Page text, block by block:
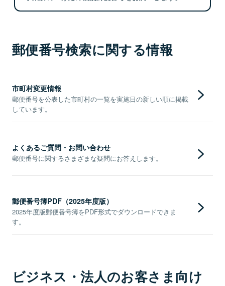
郵便番号検索に関する情報
市町村変更情報
郵便番号を公表した市町村の一覧を実施日の新しい順に掲載
しています。
よくあるご質問・お問い合わせ
郵便番号に関するさまざまな疑問にお答えします。
郵便番号簿PDF（2025年度版）
2025年度版郵便番号簿をPDF形式でダウンロードできま
す。
ビジネス・法人のお客さま向け